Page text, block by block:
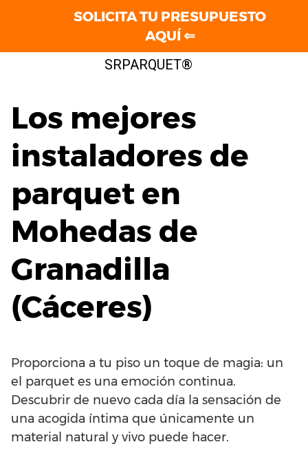
SRPARQUET®
Los mejores
instaladores de
parquet en
Mohedas de
Granadilla
(Cáceres)
Proporciona a tu piso un toque de magia: un
el parquet es una emoción continua.
Descubrir de nuevo cada día la sensación de
una acogida íntima que únicamente un
material natural y vivo puede hacer.
SOLICITA TU PRESUPUESTO
AQUÍ ⇐